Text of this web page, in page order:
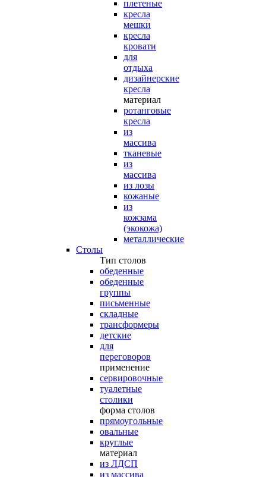
плетеные
кресла
мешки
кресла
кровати
для
отдыха
дизайнерские
кресла
материал
ротанговые
кресла
из
массива
тканевые
из
массива
из лозы
кожаные
из
кожзама
(экокожа)
металлические
Столы
Тип столов
обеденные
обеденные
группы
письменные
складные
трансформеры
детские
для
переговоров
применение
сервировочные
туалетные
столики
форма столов
прямоугольные
овальные
круглые
материал
из ЛДСП
из массива